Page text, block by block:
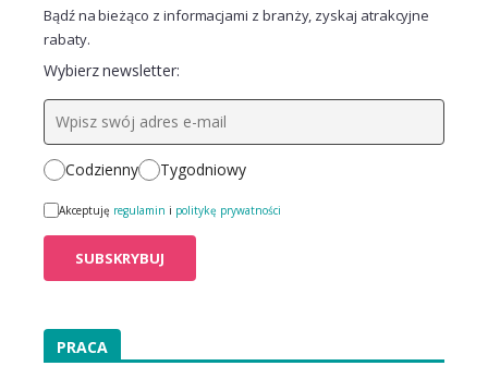
Bądź na bieżąco z informacjami z branży, zyskaj atrakcyjne
rabaty.
Wybierz newsletter:
Codzienny Tygodniowy
Akceptuję regulamin i politykę prywatności
PRACA